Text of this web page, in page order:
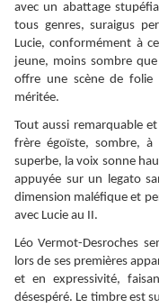
avec un abattage
tous genres, suraigus
Lucie, conformément à
jeune, moins sombre
offre une scène de folie
méritée.
Tout aussi remarquable
frère égoïste, sombre,
superbe, la voix sonne
appuyée sur un legato
dimension maléfique et
avec Lucie au II.
Léo Vermot-Desroches
lors de ses premières
et en expressivité,
désespéré. Le timbre est